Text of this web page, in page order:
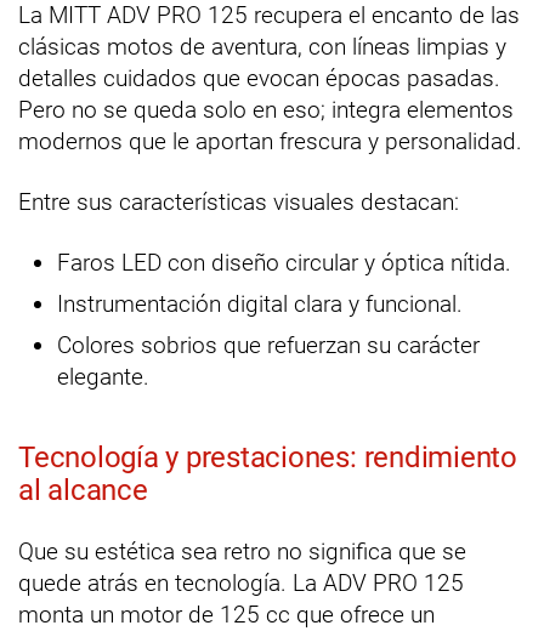
La MITT ADV PRO 125 recupera el encanto de las
clásicas motos de aventura, con líneas limpias y
detalles cuidados que evocan épocas pasadas.
Pero no se queda solo en eso; integra elementos
modernos que le aportan frescura y personalidad.
Entre sus características visuales destacan:
Faros LED con diseño circular y óptica nítida.
Instrumentación digital clara y funcional.
Colores sobrios que refuerzan su carácter
elegante.
Tecnología y prestaciones: rendimiento
al alcance
Que su estética sea retro no significa que se
quede atrás en tecnología. La ADV PRO 125
monta un motor de 125 cc que ofrece un